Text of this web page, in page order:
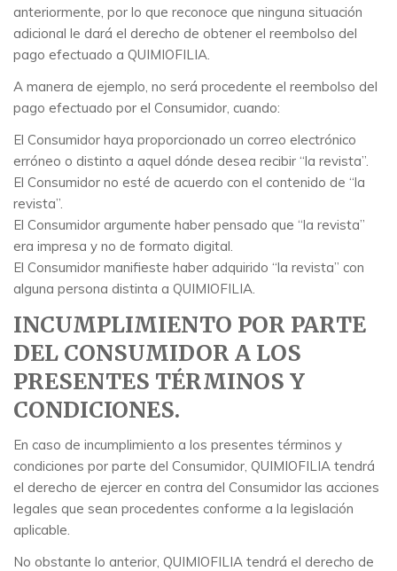
anteriormente, por lo que reconoce que ninguna situación
adicional le dará el derecho de obtener el reembolso del
pago efectuado a QUIMIOFILIA.
A manera de ejemplo, no será procedente el reembolso del
pago efectuado por el Consumidor, cuando:
El Consumidor haya proporcionado un correo electrónico
erróneo o distinto a aquel dónde desea recibir “la revista”.
El Consumidor no esté de acuerdo con el contenido de “la
revista”.
El Consumidor argumente haber pensado que “la revista”
era impresa y no de formato digital.
El Consumidor manifieste haber adquirido “la revista” con
alguna persona distinta a QUIMIOFILIA.
INCUMPLIMIENTO POR PARTE
DEL CONSUMIDOR A LOS
PRESENTES TÉRMINOS Y
CONDICIONES.
En caso de incumplimiento a los presentes términos y
condiciones por parte del Consumidor, QUIMIOFILIA tendrá
el derecho de ejercer en contra del Consumidor las acciones
legales que sean procedentes conforme a la legislación
aplicable.
No obstante lo anterior, QUIMIOFILIA tendrá el derecho de